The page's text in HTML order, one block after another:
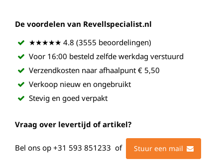
De voordelen van Revellspecialist.nl
★★★★★ 4.8 (3555 beoordelingen)
Voor 16:00 besteld zelfde werkdag verstuurd
Verzendkosten naar afhaalpunt € 5,50
Verkoop nieuw en ongebruikt
Stevig en goed verpakt
Vraag over levertijd of artikel?
Bel ons op +31 593 851233 of Stuur een mail